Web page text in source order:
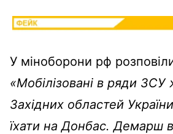
У міноборони рф
«Мобілізовані в ряди ЗСУ
Західних областей
їхати на Донбас. Демарш